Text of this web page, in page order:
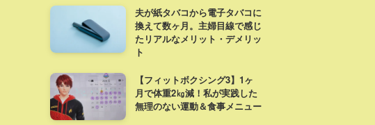
夫が紙タバコから電子タバコに
換えて数ヶ月。主婦目線で感じ
たリアルなメリット・デメリッ
ト
【フィットボクシング3】1ヶ
月で体重2㎏減！私が実践した
無理のない運動＆食事メニュー